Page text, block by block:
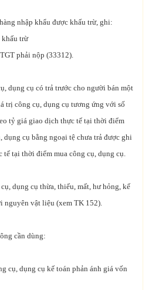
nhập khẩu được khấu trừ, ghi:
khấu trừ
phải nộp (33312).
cụ có trả trước cho người bán một
trị công cụ, dụng cụ tương ứng với số
tỷ giá giao dịch thực tế tại thời điểm
dụng cụ bằng ngoại tệ chưa trả được ghi
tại thời điểm mua công cụ, dụng cụ.
dụng cụ thừa, thiếu, mất, hư hỏng, kế
vật liệu (xem TK 152).
cần dùng:
cụ, dụng cụ kế toán phản ánh giá vốn